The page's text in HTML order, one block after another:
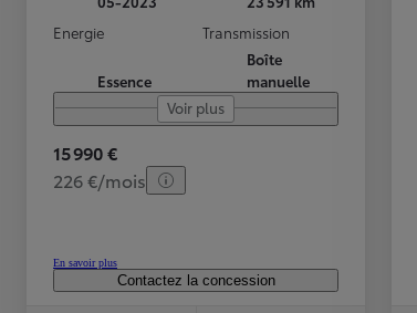
Energie
Essence
Transmission
Boîte
manuelle
Voir plus
15 990 €
226 €/mois
En savoir plus
Contactez la concession